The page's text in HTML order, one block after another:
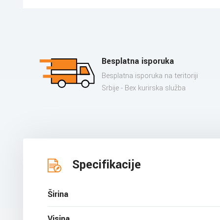
Besplatna isporuka
Besplatna isporuka na teritoriji
Srbije - Bex kurirska služba
Specifikacije
Širina